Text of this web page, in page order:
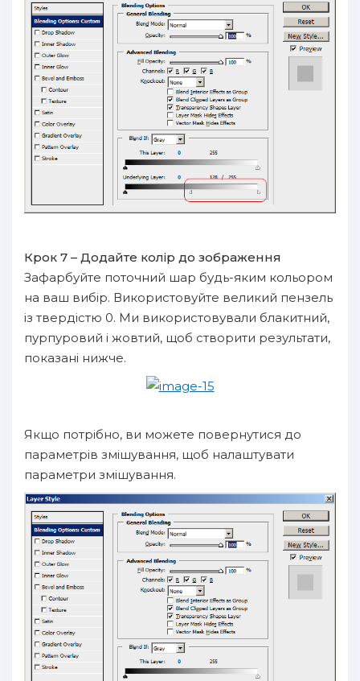
Крок 7 – Додайте колір до зображення
Зафарбуйте поточний шар будь-яким кольором
на ваш вибір. Використовуйте великий пензель
із твердістю 0. Ми використовували блакитний,
пурпуровий і жовтий, щоб створити результати,
показані нижче.
Якщо потрібно, ви можете повернутися до
параметрів змішування, щоб налаштувати
параметри змішування.